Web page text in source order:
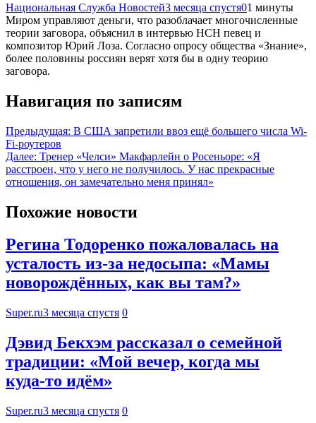
Национальная Служба Новостей3 месяца спустя01 минуты
Миром управляют деньги, что разоблачает многочисленные
теории заговора, объяснил в интервью НСН певец и
композитор Юрий Лоза. Согласно опросу общества «Знание»,
более половины россиян верят хотя бы в одну теорию
заговора.
Навигация по записям
Предыдущая: В США запретили ввоз ещё большего числа Wi-
Fi-роутеров
Далее: Тренер «Челси» Макфарлейн о Росеньоре: «Я
расстроен, что у него не получилось. У нас прекрасные
отношения, он замечательно меня принял»
Похожие новости
Регина Тодоренко пожаловалась на
усталость из-за недосыпа: «Мамы
новорождённых, как вы там?»
Super.ru3 месяца спустя 0
Дэвид Бекхэм рассказал о семейной
традиции: «Мой вечер, когда мы
куда‑то идём»
Super.ru3 месяца спустя 0